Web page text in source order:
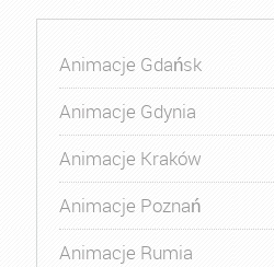
Animacje Gdańsk
Animacje Gdynia
Animacje Kraków
Animacje Poznań
Animacje Rumia